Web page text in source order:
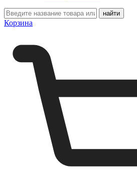
Корзина